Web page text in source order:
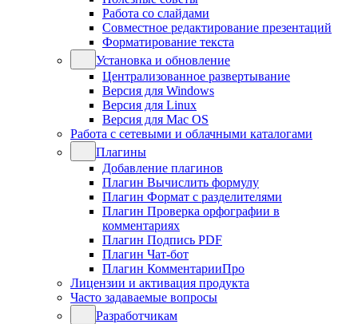
Работа со слайдами
Совместное редактирование презентаций
Форматирование текста
Установка и обновление
Централизованное развертывание
Версия для Windows
Версия для Linux
Версия для Mac OS
Работа с сетевыми и облачными каталогами
Плагины
Добавление плагинов
Плагин Вычислить формулу
Плагин Формат с разделителями
Плагин Проверка орфографии в
комментариях
Плагин Подпись PDF
Плагин Чат-бот
Плагин КомментарииПро
Лицензии и активация продукта
Часто задаваемые вопросы
Разработчикам